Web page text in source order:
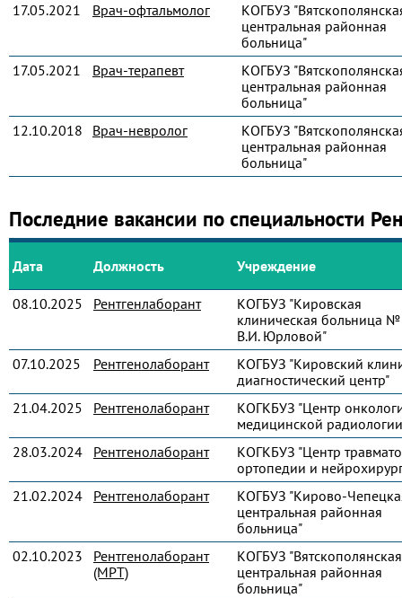
17.05.2021 Врач-офтальмолог
КОГБУЗ
центральная районная
больница"
17.05.2021
Врач-терапевт
КОГБУЗ
центральная районная
больница"
12.10.2018
Врач-невролог
КОГБУЗ
центральная районная
больница"
Последние вакансии по специальности
Дата Должность Учреждение
08.10.2025 Рентгенлаборант
КОГБУЗ "Кировская
клиническая больница
В.И. Юрловой"
07.10.2025
Рентгенолаборант
КОГБУЗ "Кировский
диагностический центр"
21.04.2025
Рентгенолаборант
КОГКБУЗ "Центр
медицинской
28.03.2024
Рентгенолаборант
КОГКБУЗ "Центр
ортопедии и
21.02.2024
Рентгенолаборант
КОГБУЗ "Кирово-
центральная районная
больница"
02.10.2023
Рентгенолаборант
(МРТ)
КОГБУЗ "Вятскополянская
центральная районная
больница"